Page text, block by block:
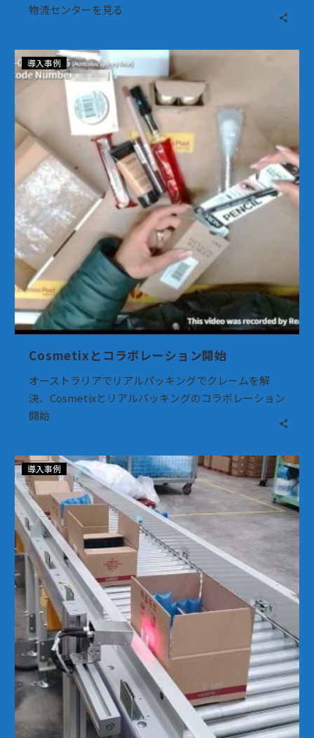
物流センターを見る
Cosmetix
と
コ
ラ
ボ
レ
ー
シ
ョ
ン
開
始
導入事例
Cosmetixとコラボレーション開始
オーストラリアでリアルパッキングでクレームを解
決、Cosmetixとリアルパッキングのコラボレーション
開始
LG
生
活
健
康
導入事例